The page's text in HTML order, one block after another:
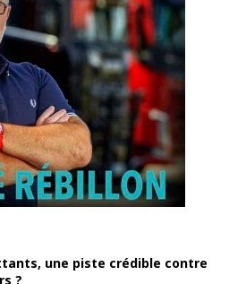
une piste crédible contre
?